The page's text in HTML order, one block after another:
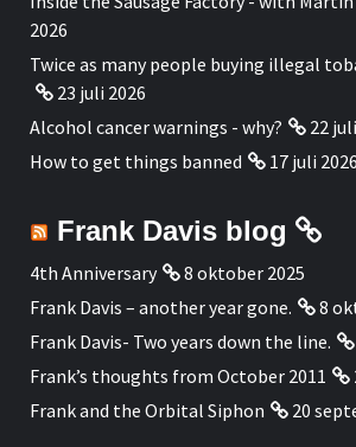
2026
Twice as many people buying illegal
23 juli 2026
Alcohol cancer warnings - why?
22
How to get things banned
17 juli 2026
Frank Davis blog
4th Anniversary
8 oktober 2025
Frank Davis – another year gone.
8
Frank Davis- Two years down the line.
Frank’s thoughts from October 2011
Frank and the Orbital Siphon
20